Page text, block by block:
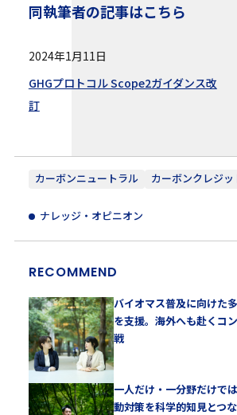
カーボンニュートラル カーボンクレジッ
ナレッジ・オピニオン
RECOMMEND
バイオマス普及に向けた
を支援。海外へも赴くコ
戦
一人だけ・一分野だけで
動対策を科学的知見とつ
同執筆者の記事はこちら
2024年1月11日
GHGプロトコル Scope2ガイダンス改
訂